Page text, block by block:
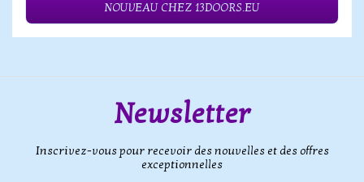
NOUVEAU CHEZ 13DOORS.EU
Newsletter
Inscrivez-vous pour recevoir des nouvelles et des offres
exceptionnelles